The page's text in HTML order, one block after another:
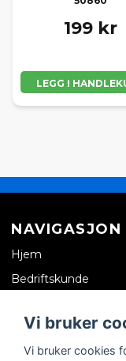
199 kr
LEGG I
NAVIGASJON
Hjem
Bedriftskunde
Salgsvilkår
Tips & guider
Vi bruker
Vi bruker cookies